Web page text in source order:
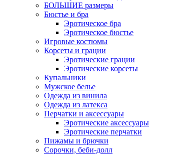
БОЛЬШИЕ размеры
Бюстье и бра
Эротическое бра
Эротическое бюстье
Игровые костюмы
Корсеты и грации
Эротические грации
Эротические корсеты
Купальники
Мужское белье
Одежда из винила
Одежда из латекса
Перчатки и аксессуары
Эротические аксессуары
Эротические перчатки
Пижамы и брючки
Сорочки, беби-долл